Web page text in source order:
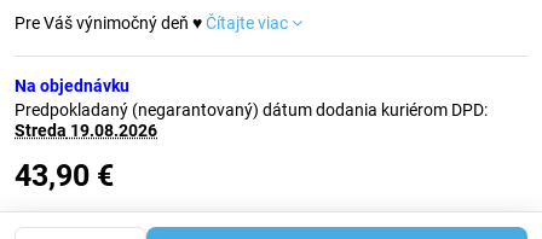
Pre Váš výnimočný deň ♥Čítajte viac
Na objednávku
Predpokladaný (negarantovaný) dátum dodania kuriérom DPD:
Streda 19.08.2026
43,90 €